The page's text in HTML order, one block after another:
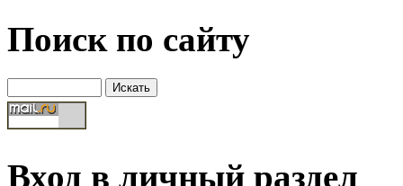
Поиск по сайту
Вход в личный раздел